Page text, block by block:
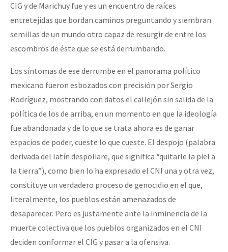
CIG y de Marichuy fue y es un encuentro de raíces
entretejidas que bordan caminos preguntando y siembran
semillas de un mundo otro capaz de resurgir de entre los
escombros de éste que se está derrumbando.
Los síntomas de ese derrumbe en el panorama político
mexicano fueron esbozados con precisión por Sergio
Rodríguez, mostrando con datos el callejón sin salida de la
política de los de arriba, en un momento en que la ideología
fue abandonada y de lo que se trata ahora es de ganar
espacios de poder, cueste lo que cueste. El despojo (palabra
derivada del latín despoliare, que significa “quitarle la piel a
la tierra”), como bien lo ha expresado el CNI una y otra vez,
constituye un verdadero proceso de genocidio en el que,
literalmente, los pueblos están amenazados de
desaparecer. Pero es justamente ante la inminencia de la
muerte colectiva que los pueblos organizados en el CNI
deciden conformar el CIG y pasar a la ofensiva.